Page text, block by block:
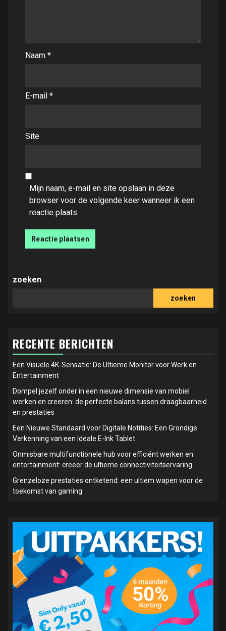
Naam *
E-mail *
Site
Mijn naam, e-mail en site opslaan in deze
browser voor de volgende keer wanneer ik een
reactie plaats.
zoeken
zoeken
RECENTE BERICHTEN
Een Visuele 4K-Sensatie: De Ultieme Monitor voor Werk en
Entertainment
Dompel jezelf onder in een nieuwe dimensie van mobiel
werken en creëren: de perfecte balans tussen draagbaarheid
en prestaties
Een Nieuwe Standaard voor Digitale Notities: Een Grondige
Verkenning van een Ideale E-Ink Tablet
Onmisbare multifunctionele hub voor efficiënt werken en
entertainment: creëer de ultieme connectiviteitservaring
Grenzeloze prestaties ontketend: een ultiem wapen voor de
toekomst van gaming